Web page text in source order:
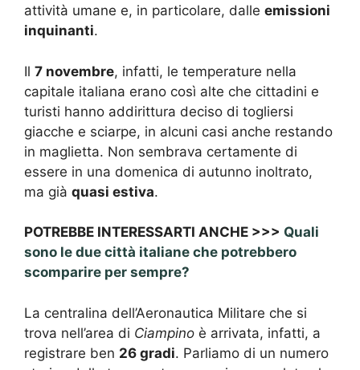
attività umane e, in particolare, dalle emissioni
inquinanti.
Il 7 novembre, infatti, le temperature nella
capitale italiana erano così alte che cittadini e
turisti hanno addirittura deciso di togliersi
giacche e sciarpe, in alcuni casi anche restando
in maglietta. Non sembrava certamente di
essere in una domenica di autunno inoltrato,
ma già quasi estiva.
POTREBBE INTERESSARTI ANCHE >>> Quali
sono le due città italiane che potrebbero
scomparire per sempre?
La centralina dell’Aeronautica Militare che si
trova nell’area di Ciampino è arrivata, infatti, a
registrare ben 26 gradi. Parliamo di un numero